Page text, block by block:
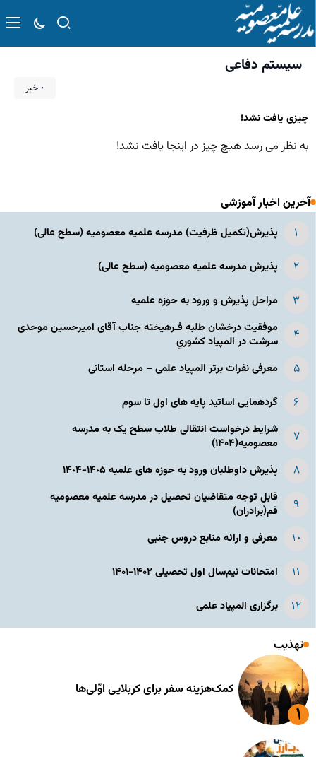
سیستم دفاعی
۰ خبر
چیزی یافت نشد!
به نظر می رسد هیچ چیز در اینجا یافت نشد!
آخرین اخبار آموزشی
پذیرش(تکمیل ظرفیت) مدرسه علمیه معصومیه‌ (سطح عالی)
پذیرش مدرسه علمیه معصومیه‌ (سطح عالی)
مراحل پذیرش و ورود به حوزه علمیه
موفقیت درخشان طلبه فـرهیخته جناب آقای امیرحسین موحدی
سرشت در المپياد كشوري
معرفی نفرات برتر المپیاد علمی – مرحله استانی
گردهمایی اساتید پایه های اول تا سوم
شرایط درخواست انتقالی طلاب سطح یک به مدرسه
معصومیه(۱۴۰۴)
پذیرش داوطلبان ورود به حوزه های علمیه ١۴٠۵-١۴٠۴
قابل توجه متقاضیان تحصیل در مدرسه علمیه معصومیه
قم(برادران)
معرفی و ارائه منابع دروس جنبی
امتحانات نیم‌سال اول تحصیلی ۱۴۰۲-۱۴۰۱
برگزاری المپیاد علمی
تهذیب
کمک‌هزینه سفر برای کربلایی اوّلی‌ها